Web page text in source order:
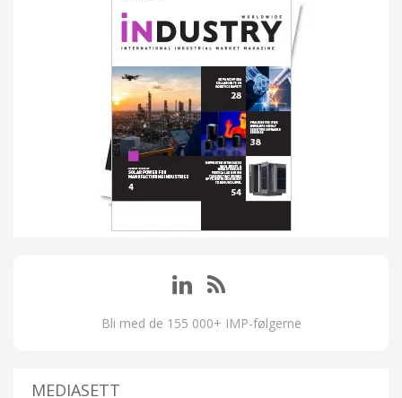
Bli med de 155 000+ IMP-følgerne
MEDIASETT